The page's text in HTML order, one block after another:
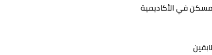
في الأكاديمية